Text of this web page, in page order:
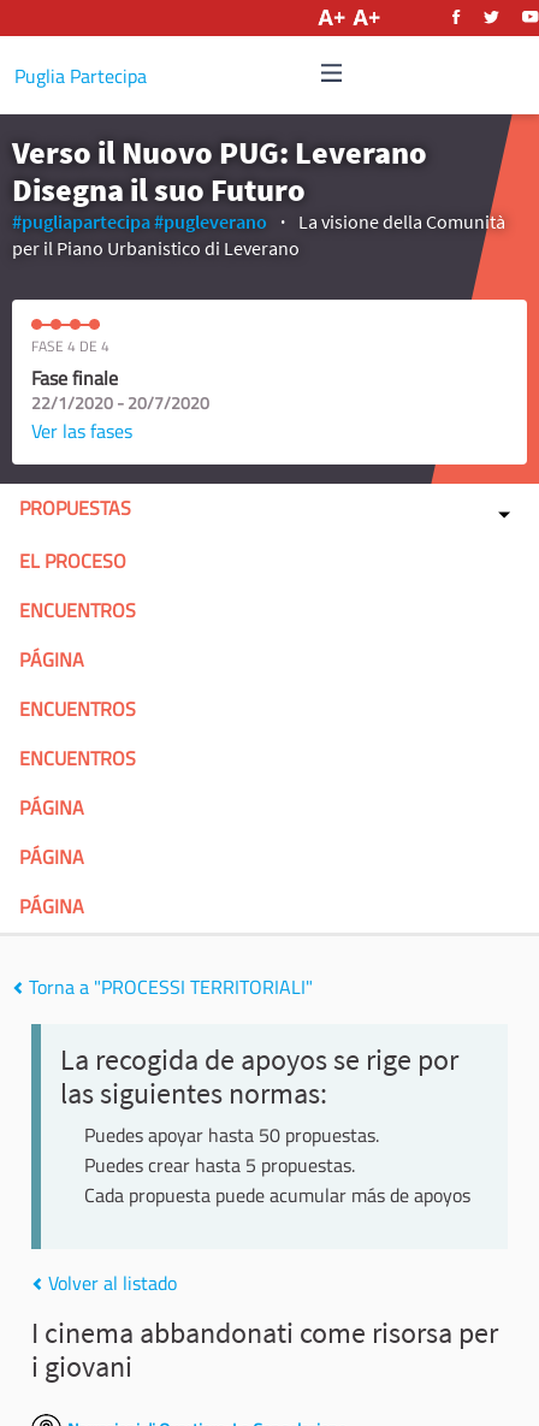
Puglia Partecipa
Verso il Nuovo PUG: Leverano
Disegna il suo Futuro
#pugliapartecipa#pugleverano
La visione della Comunità
per il Piano Urbanistico di Leverano
FASE 4 DE 4
Fase finale
22/1/2020 - 20/7/2020
Ver las fases
PROPUESTAS
EL PROCESO
ENCUENTROS
PÁGINA
ENCUENTROS
ENCUENTROS
PÁGINA
PÁGINA
PÁGINA
Torna a "PROCESSI TERRITORIALI"
La recogida de apoyos se rige por
las siguientes normas:
Puedes apoyar hasta 50 propuestas.
Puedes crear hasta 5 propuestas.
Cada propuesta puede acumular más de apoyos
Volver al listado
I cinema abbandonati come risorsa per
i giovani